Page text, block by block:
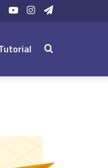
Telegram
Instagram
YouTube
LinkedIn
Cerca: